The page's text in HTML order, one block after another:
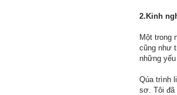
2.Kinh
Một trong
cũng như
những
Qúa trình
sơ. Tôi đã